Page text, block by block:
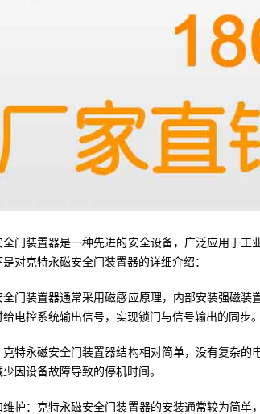
全门装置器是一种先进的安全设备，广泛应用于
对克特永磁安全门装置器的详细介绍：
全门装置器通常采用磁感应原理，内部安装强磁
电控系统输出信号，实现锁门与信号输出的同步
克特永磁安全门装置器结构相对简单，没有复杂
因设备故障导致的停机时间。
维护：克特永磁安全门装置器的安装通常较为简